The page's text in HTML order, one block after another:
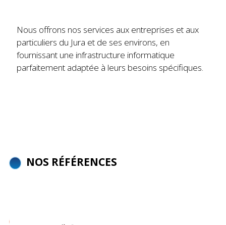
Nous offrons nos services aux entreprises et aux
particuliers du Jura et de ses environs, en
fournissant une infrastructure informatique
parfaitement adaptée à leurs besoins spécifiques.
NOS RÉFÉRENCES